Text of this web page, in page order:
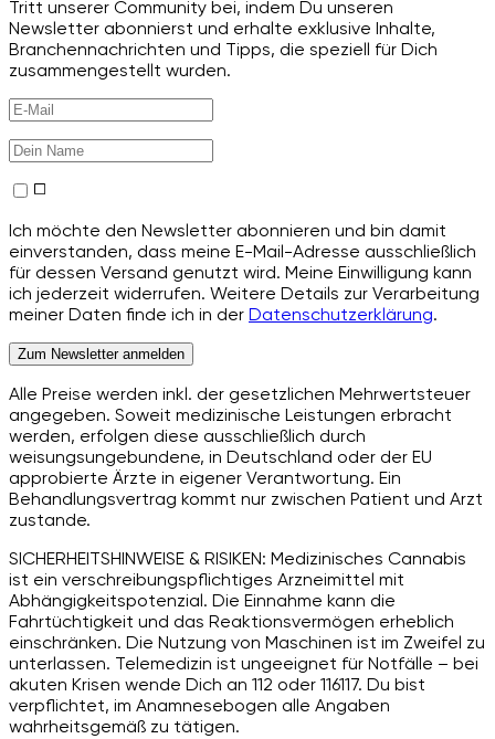
Tritt unserer Community bei, indem Du unseren
Newsletter abonnierst und erhalte exklusive Inhalte,
Branchennachrichten und Tipps, die speziell für Dich
zusammengestellt wurden.
Ich möchte den Newsletter abonnieren und bin damit
einverstanden, dass meine E-Mail-Adresse ausschließlich
für dessen Versand genutzt wird. Meine Einwilligung kann
ich jederzeit widerrufen. Weitere Details zur Verarbeitung
meiner Daten finde ich in der Datenschutzerklärung.
Zum Newsletter anmelden
Alle Preise werden inkl. der gesetzlichen Mehrwertsteuer
angegeben. Soweit medizinische Leistungen erbracht
werden, erfolgen diese ausschließlich durch
weisungsungebundene, in Deutschland oder der EU
approbierte Ärzte in eigener Verantwortung. Ein
Behandlungsvertrag kommt nur zwischen Patient und Arzt
zustande.
SICHERHEITSHINWEISE & RISIKEN: Medizinisches Cannabis
ist ein verschreibungspflichtiges Arzneimittel mit
Abhängigkeitspotenzial. Die Einnahme kann die
Fahrtüchtigkeit und das Reaktionsvermögen erheblich
einschränken. Die Nutzung von Maschinen ist im Zweifel zu
unterlassen. Telemedizin ist ungeeignet für Notfälle – bei
akuten Krisen wende Dich an 112 oder 116117. Du bist
verpflichtet, im Anamnesebogen alle Angaben
wahrheitsgemäß zu tätigen.